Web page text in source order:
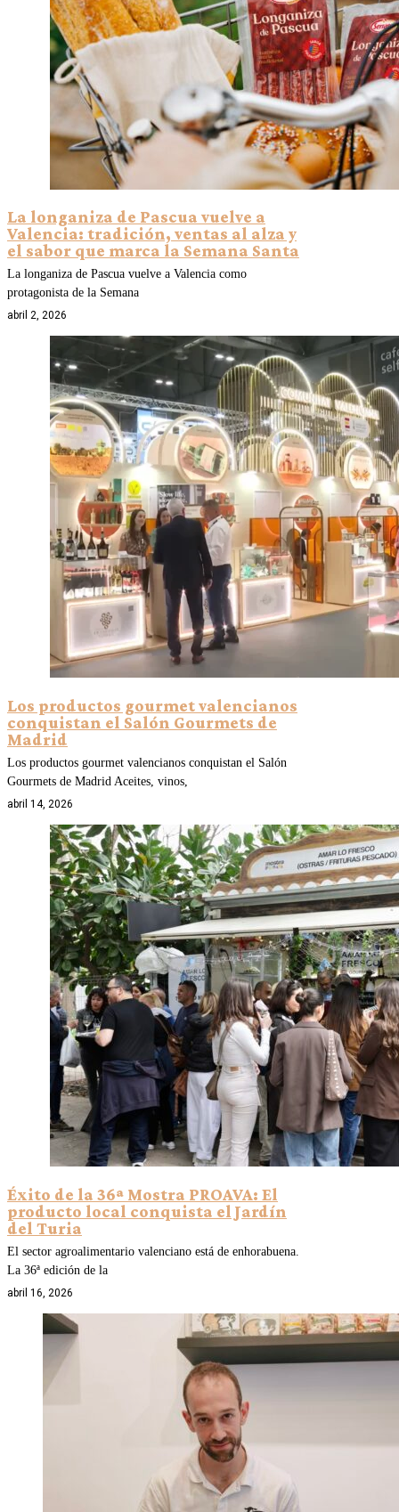
La longaniza de Pascua vuelve a
Valencia: tradición, ventas al alza y
el sabor que marca la Semana Santa
La longaniza de Pascua vuelve a Valencia como
protagonista de la Semana
abril 2, 2026
Los productos gourmet valencianos
conquistan el Salón Gourmets de
Madrid
Los productos gourmet valencianos conquistan el Salón
Gourmets de Madrid Aceites, vinos,
abril 14, 2026
Éxito de la 36ª Mostra PROAVA: El
producto local conquista el Jardín
del Turia
El sector agroalimentario valenciano está de enhorabuena.
La 36ª edición de la
abril 16, 2026